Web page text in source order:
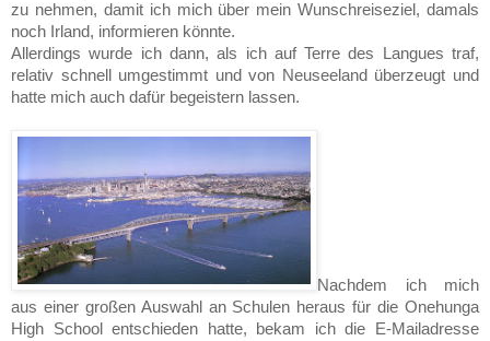
zu nehmen, damit ich mich über mein Wunschreiseziel, da­mals
noch Irland, informieren könnte.
Allerdings wurde ich dann, als ich auf Terre des Langues traf,
relativ schnell um­­gestimmt und von Neuseeland überzeugt und
hatte mich auch dafür begeis­tern lassen.
Nachdem ich mich
aus einer großen Auswahl an Schulen heraus für die One­hunga
High School entschieden hatte, bekam ich die E-Mailadresse